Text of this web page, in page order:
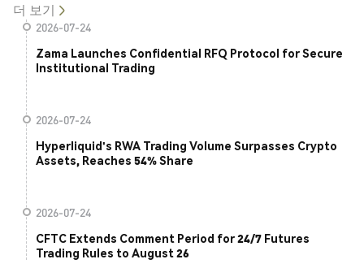
더 보기
2026-07-24
Zama Launches Confidential RFQ Protocol for Secure
Institutional Trading
2026-07-24
Hyperliquid's RWA Trading Volume Surpasses Crypto
Assets, Reaches 54% Share
2026-07-24
CFTC Extends Comment Period for 24/7 Futures
Trading Rules to August 26